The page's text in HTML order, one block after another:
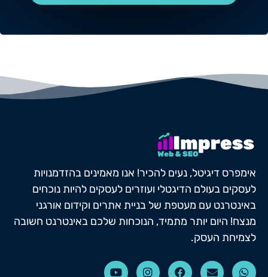
אימפרס דיגיטל, נעים להכיר! אנו מאמינים בהזדמנויות
לעסקים בעולם הדיגטלי ועוזרים לעסקים להיות נוכחים
באינטרנט עם מעטפת של בניית אתרים וקידום אורגני
מנצח! היום יותר מתמיד, הנוכחות שלכם באינטרנט חשובה
לצמיחת העסק.